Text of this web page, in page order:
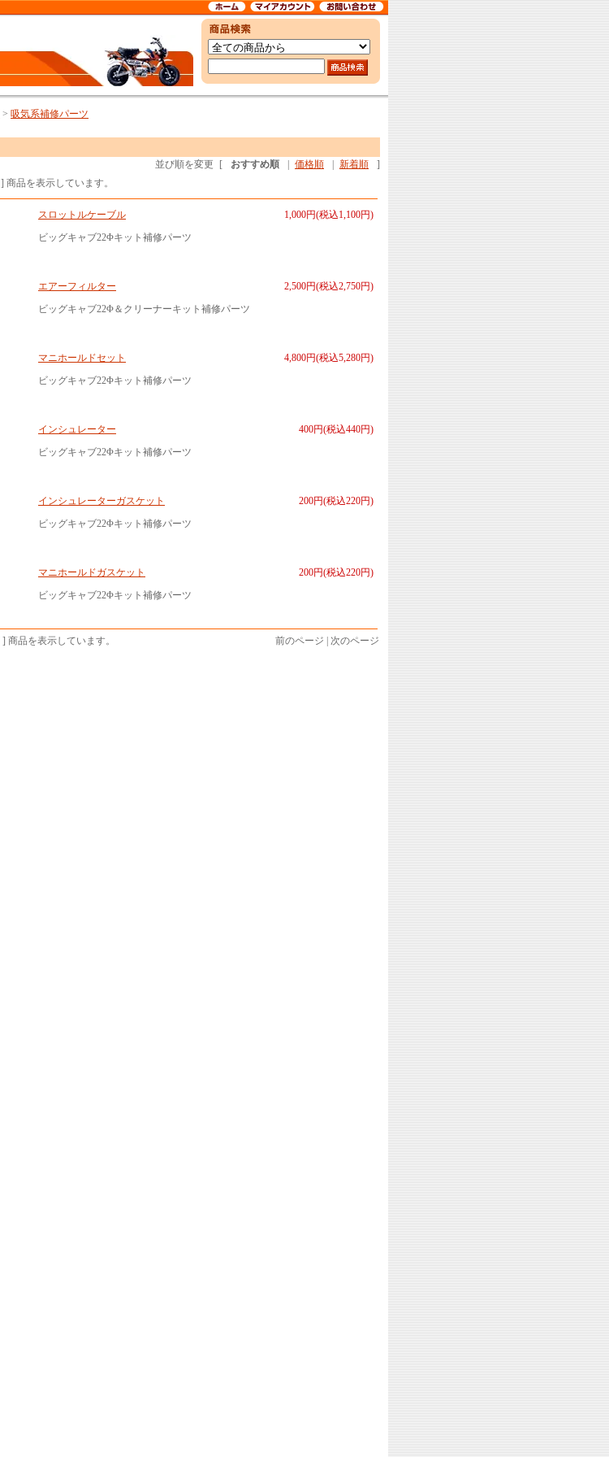
> 吸気系補修パーツ
並び順を変更
[ おすすめ順 価格順 新着順
]
] 商品を表示しています。
1,000円(税込1,100円)
スロットルケーブル
ビッグキャブ22Φキット補修パーツ
2,500円(税込2,750円)
エアーフィルター
ビッグキャブ22Φ＆クリーナーキット補修パーツ
4,800円(税込5,280円)
マニホールドセット
ビッグキャブ22Φキット補修パーツ
400円(税込440円)
インシュレーター
ビッグキャブ22Φキット補修パーツ
200円(税込220円)
インシュレーターガスケット
ビッグキャブ22Φキット補修パーツ
200円(税込220円)
マニホールドガスケット
ビッグキャブ22Φキット補修パーツ
] 商品を表示しています。 前のページ | 次のページ